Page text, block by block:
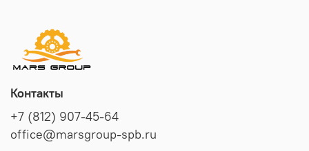
Контакты
+7 (812) 907-45-64
office@marsgroup-spb.ru